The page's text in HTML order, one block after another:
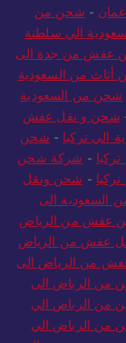
- شحن من
الي سلطنة
عفش من جدة الى
أثاث من السعودية
شحن من السعودية
شحن و نقل عفش
الي تركيا - شحن
- شركة شحن
- شحن ونقل
الى
عفش من الرياض
عفش من الرياض
من الرياض الى
من الرياض الى
من الرياض الي
من الرياض الي